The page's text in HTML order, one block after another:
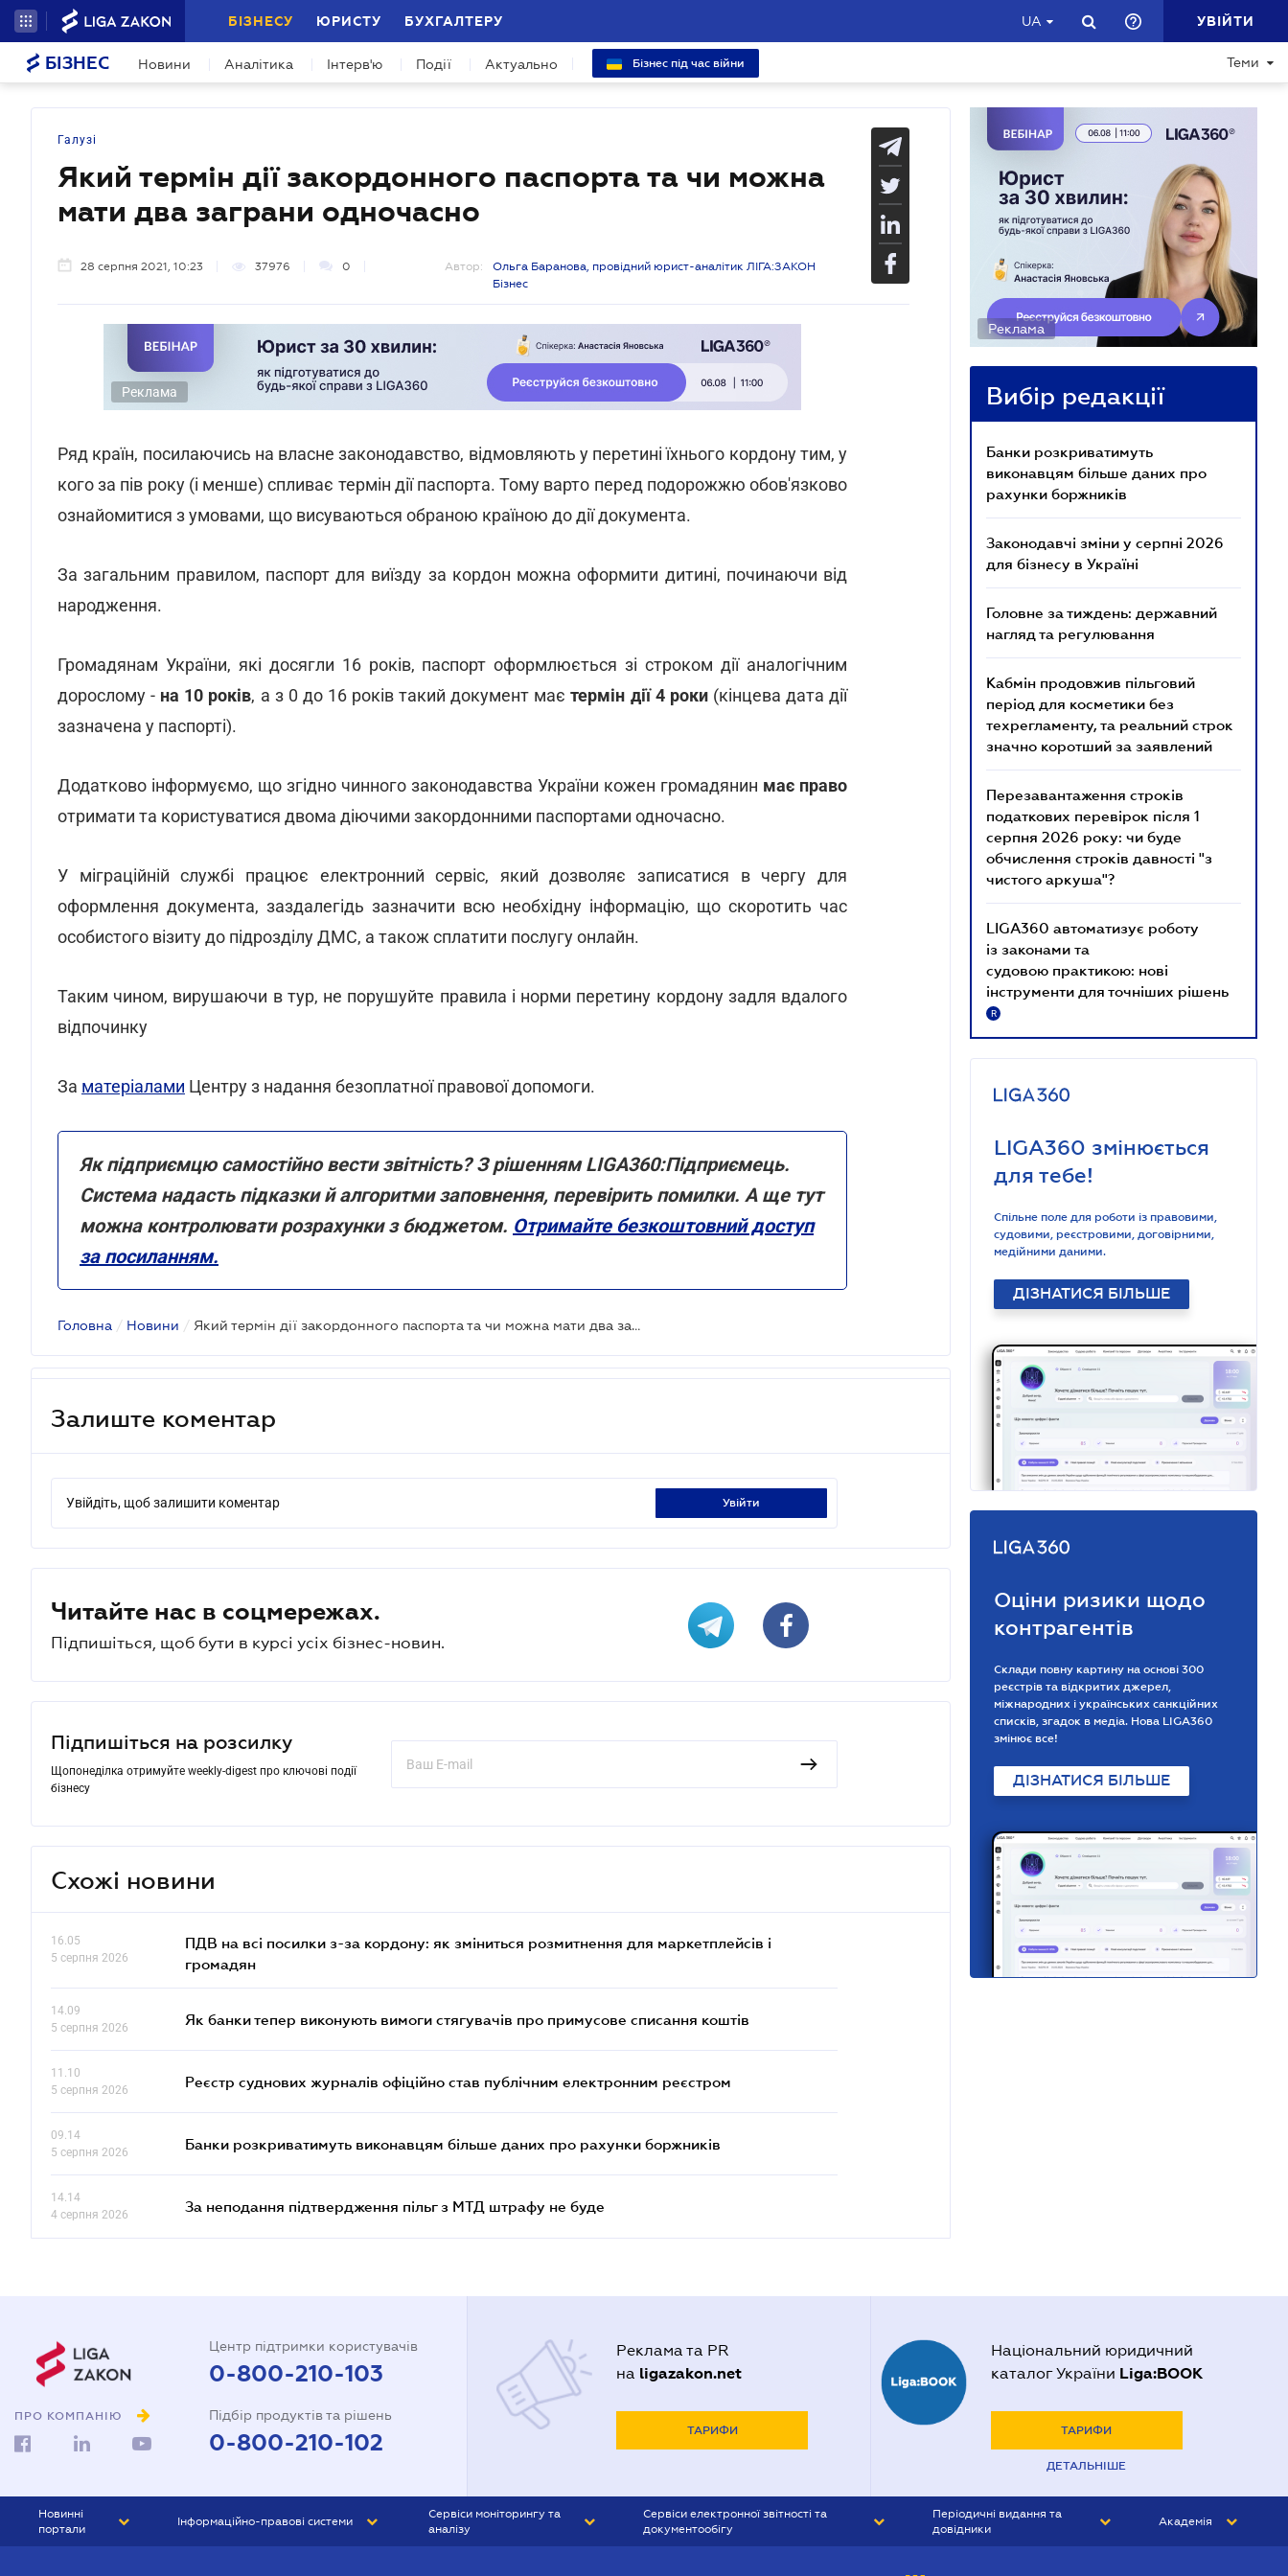
БІЗНЕСУ ЮРИСТУ БУХГАЛТЕРУ UA УВІЙТИ
БІЗНЕС Новини Аналітика Інтерв'ю Події Актуально Бізнес під час війни Теми
Галузі
Який термін дії закордонного паспорта та чи можна
мати два заграни одночасно
28 серпня 2021, 10:23 37976 0 Автор:
Ольга Баранова, провідний юрист-аналітик ЛІГА:ЗАКОН
Бізнес
Реклама
Ряд країн, посилаючись на власне законодавство, відмовляють у перетині їхнього кордону тим, у
кого за пів року (і менше) спливає термін дії паспорта. Тому варто перед подорожжю обов'язково
ознайомитися з умовами, що висуваються обраною країною до дії документа.
За загальним правилом, паспорт для виїзду за кордон можна оформити дитині, починаючи від
народження.
Громадянам України, які досягли 16 років, паспорт оформлюється зі строком дії аналогічним
дорослому - на 10 років, а з 0 до 16 років такий документ маєтермін дії 4 роки(кінцева дата дії
зазначена у паспорті).
Додатково інформуємо, що згідно чинного законодавства України кожен громадянин має право
отримати та користуватися двома діючими закордонними паспортами одночасно.
У міграційній службі працює електронний сервіс, який дозволяє записатися в чергу для
оформлення документа, заздалегідь зазначити всю необхідну інформацію, що скоротить час
особистого візиту до підрозділу ДМС, а також сплатити послугу онлайн.
Таким чином, вирушаючи в тур, не порушуйте правила і норми перетину кордону задля вдалого
відпочинку
За матеріалами Центру з надання безоплатної правової допомоги.
Як підприємцю самостійно вести звітність? З рішенням LIGA360:Підприємець.
Система надасть підказки й алгоритми заповнення, перевірить помилки. А ще тут
можна контролювати розрахунки з бюджетом. Отримайте безкоштовний доступ
за посиланням.
Головна / Новини / Який термін дії закордонного паспорта та чи можна мати два заграни одночасно
Залиште коментар
Увійдіть, щоб залишити коментар увійти
Читайте нас в соцмережах.
Підпишіться, щоб бути в курсі усіх бізнес-новин.
Підпишіться на розсилку
Щопонеділка отримуйте weekly-digest про ключові події
бізнесу
Схожі новини
16.05
5 серпня 2026
ПДВ на всі посилки з-за кордону: як зміниться розмитнення для маркетплейсів і
громадян
14.09
5 серпня 2026
Як банки тепер виконують вимоги стягувачів про примусове списання коштів
11.10
5 серпня 2026
Реєстр суднових журналів офіційно став публічним електронним реєстром
09.14
5 серпня 2026
Банки розкриватимуть виконавцям більше даних про рахунки боржників
14.14
4 серпня 2026
За неподання підтвердження пільг з МТД штрафу не буде
Реклама
Вибір редакції
Банки розкриватимуть
виконавцям більше даних про
рахунки боржників
Законодавчі зміни у серпні 2026
для бізнесу в Україні
Головне за тиждень: державний
нагляд та регулювання
Кабмін продовжив пільговий
період для косметики без
техрегламенту, та реальний строк
значно коротший за заявлений
Перезавантаження строків
податкових перевірок після 1
серпня 2026 року: чи буде
обчислення строків давності "з
чистого аркуша"?
LIGA360 автоматизує роботу
із законами та
судовою практикою: нові
інструменти для точніших рішень
R
LIGA360 змінюється
для тебе!
Спільне поле для роботи із правовими,
судовими, реєстровими, договірними,
медійними даними.
ДІЗНАТИСЯ БІЛЬШЕ
Оціни ризики щодо
контрагентів
Склади повну картину на основі 300
реєстрів та відкритих джерел,
міжнародних і українських санкційних
списків, згадок в медіа. Нова LIGA360
змінює все!
ДІЗНАТИСЯ БІЛЬШЕ
ПРО КОМПАНІЮ
Центр підтримки користувачів
0-800-210-103
Підбір продуктів та рішень
0-800-210-102
Реклама та PR
на ligazakon.net
ТАРИФИ
Національний юридичний
каталог України Liga:BOOK
ТАРИФИ
ДЕТАЛЬНІШЕ
Новинні
портали
Інформаційно-правові системи
Сервіси моніторингу та
аналізу
Сервіси електронної звітності та
документообігу
Періодичні видання та
довідники
Академія